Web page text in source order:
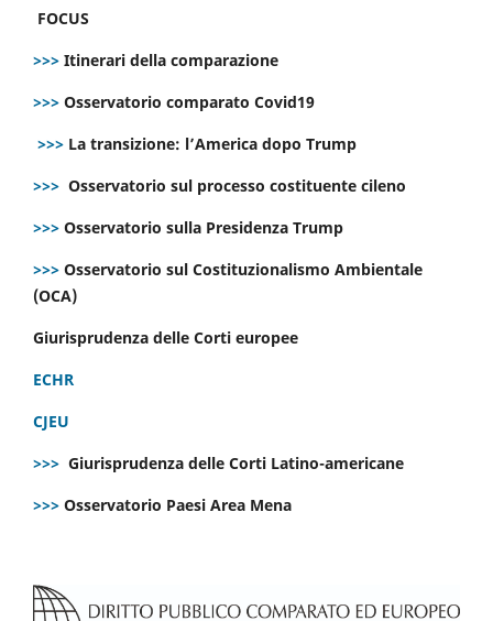
FOCUS
>>> Itinerari della comparazione
>>> Osservatorio comparato Covid19
>>> La transizione: l’America dopo Trump
>>> Osservatorio sul processo costituente cileno
>>> Osservatorio sulla Presidenza Trump
>>> Osservatorio sul Costituzionalismo Ambientale
(OCA)
Giurisprudenza delle Corti europee
ECHR
CJEU
>>> Giurisprudenza delle Corti Latino-americane
>>> Osservatorio Paesi Area Mena